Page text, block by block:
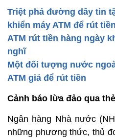
Triệt phá đường dây tin
khiển máy ATM để rút tiền
ATM rút tiền hàng ngày
nghĩ
Một đối tượng nước
ATM giả để rút tiền
Cảnh báo lừa đảo qua
Ngân hàng Nhà nước
những phương thức, thủ